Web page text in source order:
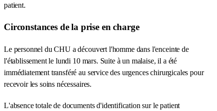
patient.
Circonstances de la prise en charge
Le personnel du CHU a découvert l'homme dans l'enceinte de
l'établissement le lundi 10 mars. Suite à un malaise, il a été
immédiatement transféré au service des urgences chirurgicales pour
recevoir les soins nécessaires.
L'absence totale de documents d'identification sur le patient